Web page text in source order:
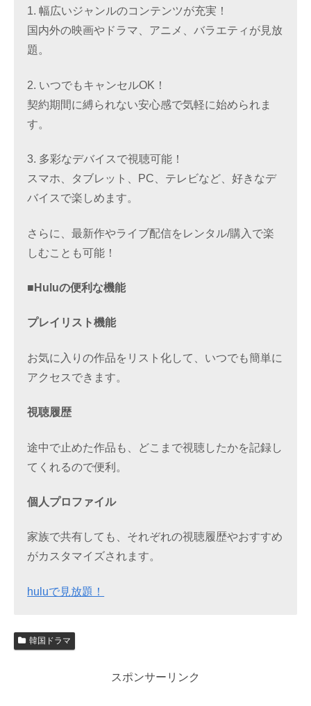
1. 幅広いジャンルのコンテンツが充実！
国内外の映画やドラマ、アニメ、バラエティが見放
題。
2. いつでもキャンセルOK！
契約期間に縛られない安心感で気軽に始められま
す。
3. 多彩なデバイスで視聴可能！
スマホ、タブレット、PC、テレビなど、好きなデ
バイスで楽しめます。
さらに、最新作やライブ配信をレンタル/購入で楽
しむことも可能！
■Huluの便利な機能
プレイリスト機能
お気に入りの作品をリスト化して、いつでも簡単に
アクセスできます。
視聴履歴
途中で止めた作品も、どこまで視聴したかを記録し
てくれるので便利。
個人プロファイル
家族で共有しても、それぞれの視聴履歴やおすすめ
がカスタマイズされます。
huluで見放題！
韓国ドラマ
スポンサーリンク